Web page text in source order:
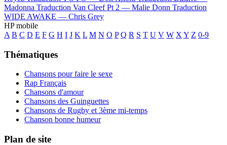
Madonna Traduction Van Cleef Pt 2 — Malie Donn Traduction
WIDE AWAKE — Chris Grey
HP mobile
A B C D E F G H I J K L M N O P Q R S T U V W X Y Z 0-9
Thématiques
Chansons pour faire le sexe
Rap Français
Chansons d'amour
Chansons des Guinguettes
Chansons de Rugby et 3ème mi-temps
Chanson bonne humeur
Plan de site